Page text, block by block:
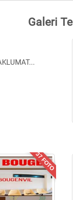
Galeri
...
37 FOTO